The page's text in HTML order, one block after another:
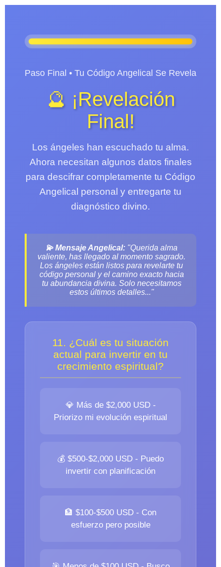
Paso Final • Tu Código Angelical Se Revela
🔮 ¡Revelación
Final!
Los ángeles han escuchado tu alma.
Ahora necesitan algunos datos finales
para descifrar completamente tu Código
Angelical personal y entregarte tu
diagnóstico divino.
💫 Mensaje Angelical: "Querida alma
valiente, has llegado al momento sagrado.
Los ángeles están listos para revelarte tu
código personal y el camino exacto hacia
tu abundancia divina. Solo necesitamos
estos últimos detalles..."
11. ¿Cuál es tu situación
actual para invertir en tu
crecimiento espiritual?
💎 Más de $2,000 USD -
Priorizo mi evolución espiritual
💰 $500-$2,000 USD - Puedo
invertir con planificación
🏦 $100-$500 USD - Con
esfuerzo pero posible